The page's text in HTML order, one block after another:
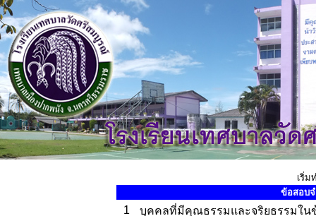
เริ่ม
ข้อสอบ
1
บุคคลที่มีคุณธรรมและจริยธรรมใน